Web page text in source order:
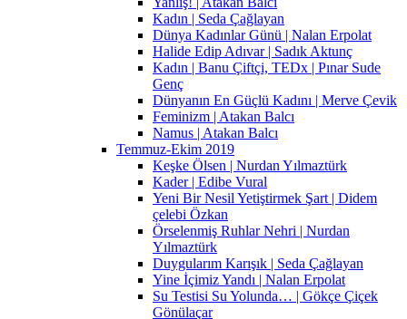
Kadın | Seda Çağlayan
Dünya Kadınlar Günü | Nalan Erpolat
Halide Edip Adıvar | Sadık Aktunç
Kadın | Banu Çiftçi, TEDx | Pınar Sude
Genç
Dünyanın En Güçlü Kadını | Merve Çevik
Feminizm | Atakan Balcı
Namus | Atakan Balcı
Temmuz-Ekim 2019
Keşke Ölsen | Nurdan Yılmaztürk
Kader | Edibe Vural
Yeni Bir Nesil Yetiştirmek Şart | Didem
çelebi Özkan
Örselenmiş Ruhlar Nehri | Nurdan
Yılmaztürk
Duygularım Karışık | Seda Çağlayan
Yine İçimiz Yandı | Nalan Erpolat
Su Testisi Su Yolunda… | Gökçe Çiçek
Gönülaçar